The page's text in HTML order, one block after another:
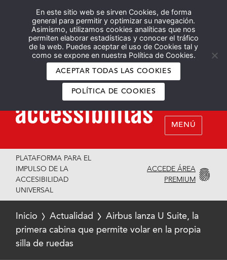
En este sitio web se sirven Cookies, de forma
general para permitir y optimizar su navegación.
Asimismo, utilizamos cookies analíticas que nos
permiten elaborar estadísticas y conocer el tráfico
de la web. Puedes aceptar el uso de Cookies tal y
como se expone en nuestra Política de Cookies.
ACEPTAR TODAS LAS COOKIES
POLÍTICA DE COOKIES
Español English
MENÚ
PLATAFORMA PARA EL
IMPULSO DE LA
ACCESIBILIDAD
UNIVERSAL
ACCEDE ÁREA
PREMIUM
Inicio Actualidad
Airbus lanza U Suite, la
primera cabina que permite volar en la propia
silla de ruedas